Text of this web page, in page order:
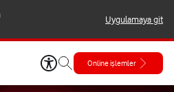
Uygulamaya git
Online işlemler